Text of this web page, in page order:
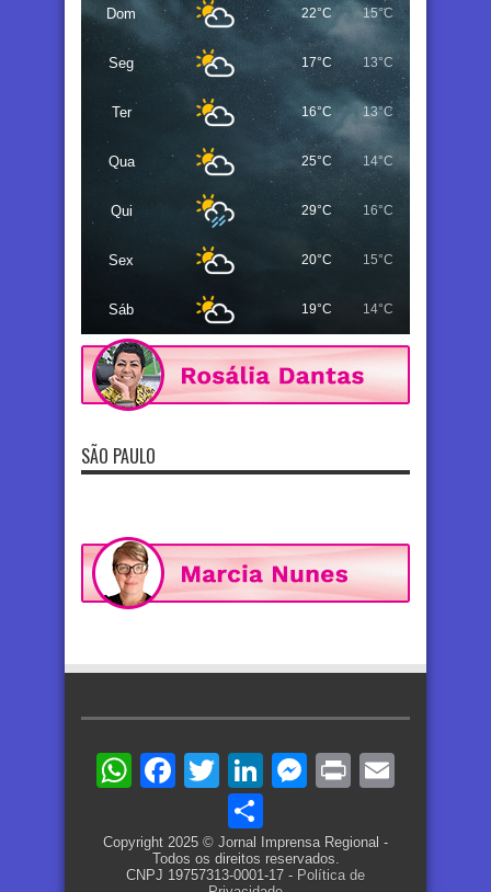
Dom 22°C 15°C
Seg 17°C 13°C
Ter 16°C 13°C
Qua 25°C 14°C
Qui 29°C 16°C
Sex 20°C 15°C
Sáb 19°C 14°C
SÃO PAULO
WhatsApp
Facebook
TwitterLinkedIn
Messenger
Print
Copyright 2025 © Jornal Imprensa Regional -
Todos os direitos reservados.
CNPJ 19757313-0001-17 - Política de